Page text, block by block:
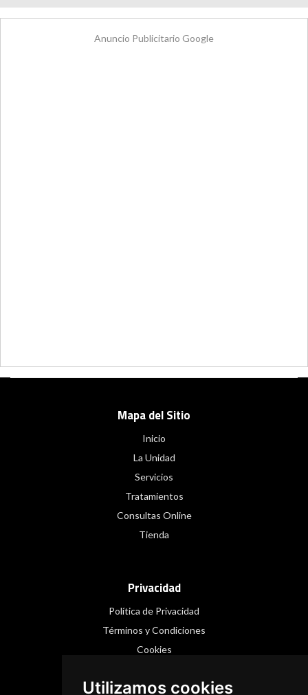
Utilizamos cookies
Anuncio Publicitario Google
Mapa del Sitio
Inicio
La Unidad
Servicios
Tratamientos
Consultas Online
Tienda
Privacidad
Política de Privacidad
Términos y Condiciones
Cookies